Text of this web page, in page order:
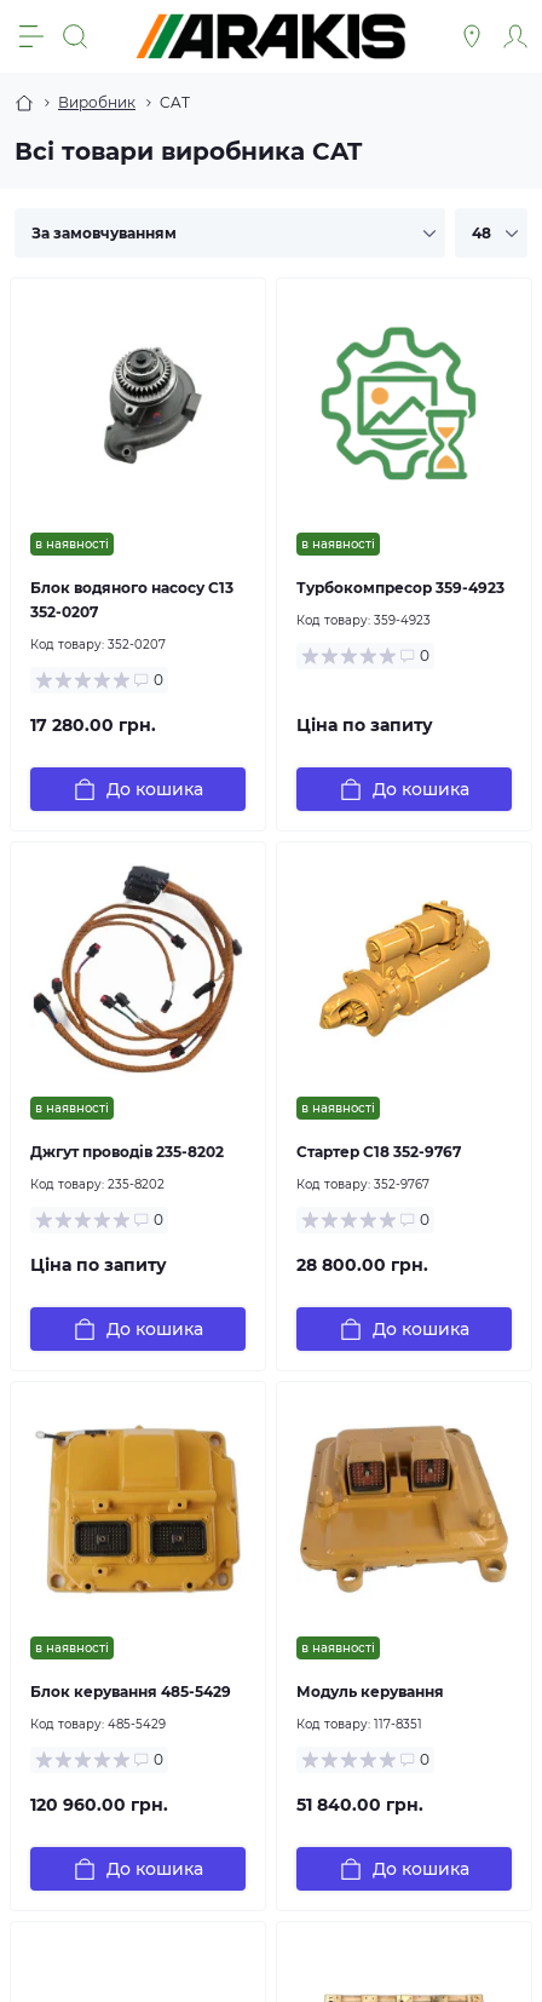
Виробник CAT
Всі товари виробника CAT
в наявності
Блок водяного насосу C13
352-0207
Код товару: 352-0207
0
17 280.00 грн.
До кошика
в наявності
Турбокомпресор 359-4923
Код товару: 359-4923
0
Ціна по запиту
До кошика
в наявності
Джгут проводів 235-8202
Код товару: 235-8202
0
Ціна по запиту
До кошика
в наявності
Стартер C18 352-9767
Код товару: 352-9767
0
28 800.00 грн.
До кошика
в наявності
Блок керування 485-5429
Код товару: 485-5429
0
120 960.00 грн.
До кошика
в наявності
Модуль керування
Код товару: 117-8351
0
51 840.00 грн.
До кошика